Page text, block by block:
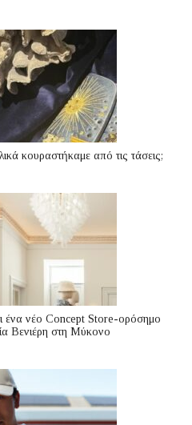
κουραστήκαμε από τις τάσεις;
ένα νέο Concept Store-ορόσημο
Βενιέρη στη Μύκονο